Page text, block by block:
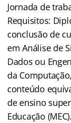
Jornada de
Requisitos:
conclusão de
em Análise de
Dados ou
da
conteúdo
de ensino
Educação